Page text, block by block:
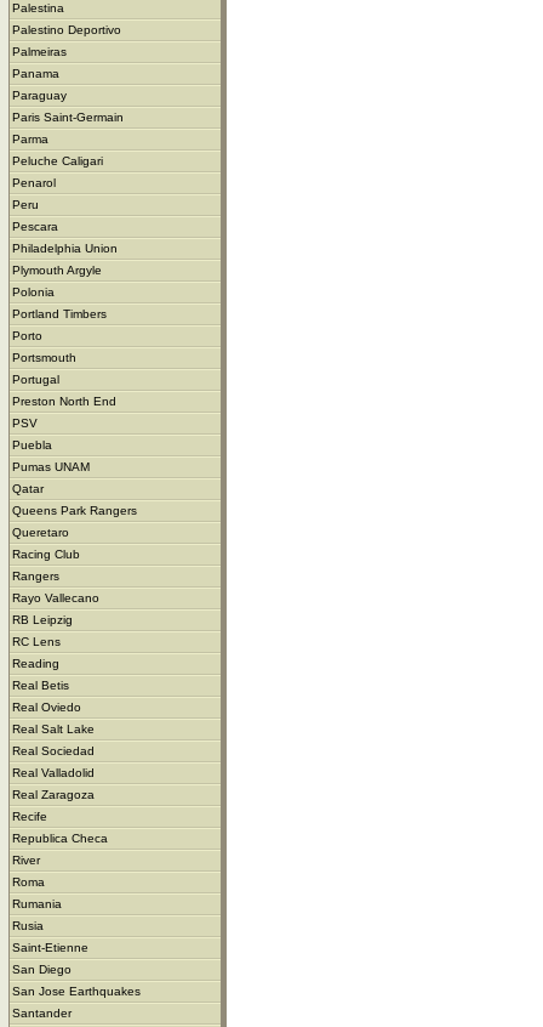
Palestina
Palestino Deportivo
Palmeiras
Panama
Paraguay
Paris Saint-Germain
Parma
Peluche Caligari
Penarol
Peru
Pescara
Philadelphia Union
Plymouth Argyle
Polonia
Portland Timbers
Porto
Portsmouth
Portugal
Preston North End
PSV
Puebla
Pumas UNAM
Qatar
Queens Park Rangers
Queretaro
Racing Club
Rangers
Rayo Vallecano
RB Leipzig
RC Lens
Reading
Real Betis
Real Oviedo
Real Salt Lake
Real Sociedad
Real Valladolid
Real Zaragoza
Recife
Republica Checa
River
Roma
Rumania
Rusia
Saint-Etienne
San Diego
San Jose Earthquakes
Santander